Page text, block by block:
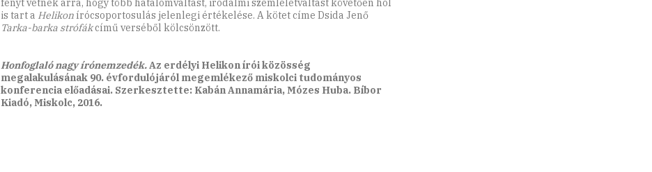
fényt vetnek arra, hogy több hatalomváltást, irodalmi szemléletváltást követően hol
is tart a Helikonírócsoportosulás jelenlegi értékelése. A kötet címe Dsida Jenő
Tarka-barka strófákcímű verséből kölcsönzött.
Honfoglaló nagy írónemzedék.Az erdélyi Helikon írói közösség
megalakulásának 90. évfordulójáról megemlékező miskolci tudományos
konferencia előadásai. Szerkesztette: Kabán Annamária, Mózes Huba. Bíbor
Kiadó, Miskolc, 2016.